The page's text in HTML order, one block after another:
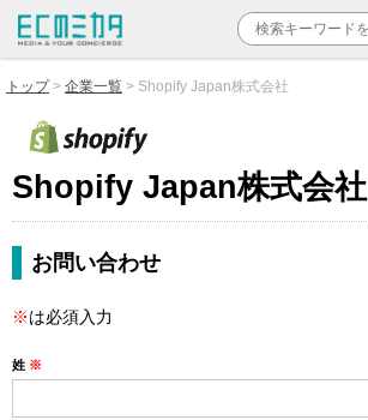
トップ 企業一覧 Shopify Japan株式会社
Shopify Japan株式会社
お問い合わせ
※は必須入力
姓 ※